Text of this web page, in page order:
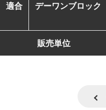
適合 デーワンブロック
販売単位